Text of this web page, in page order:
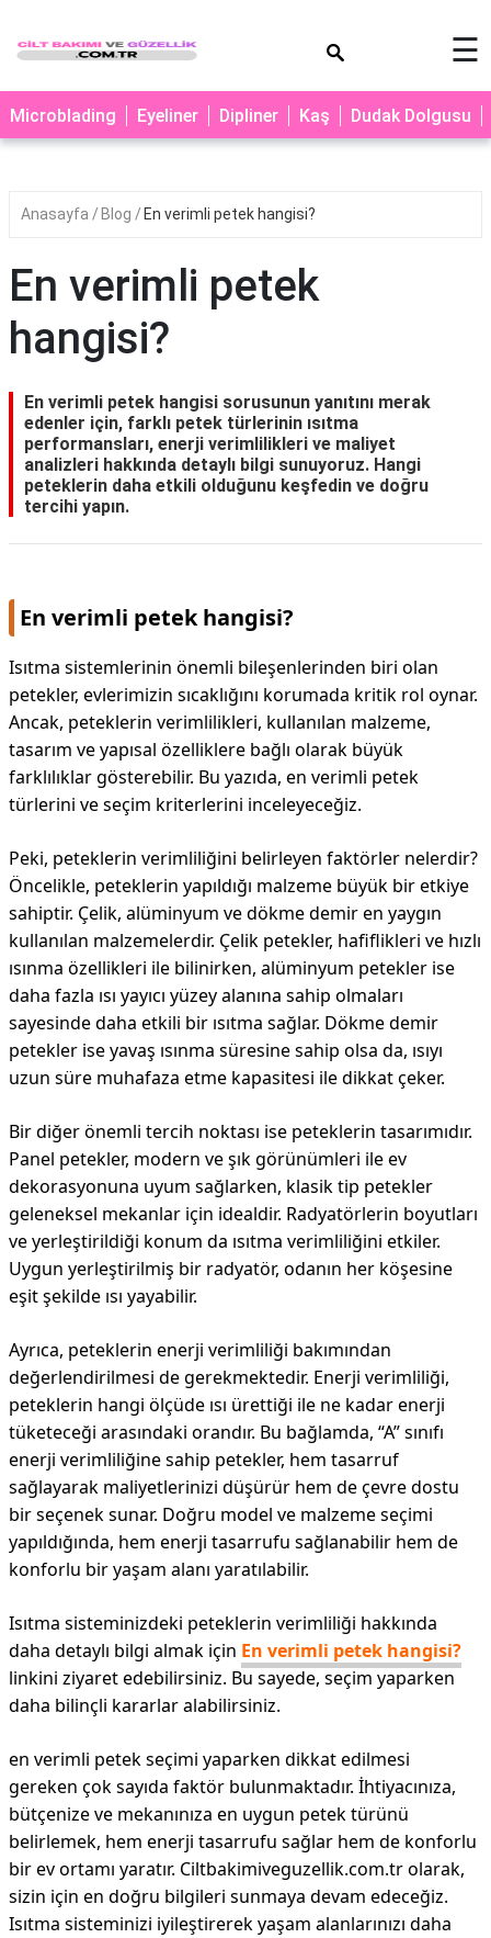
MAKYAJ
MİCROBLADİNG
LAZER
PROTEZ
PEELİNG
ERKEK
BAKIMI
CİLT
BAKIMI
☰
Microblading Eyeliner Dipliner Kaş Dudak Dolgusu
Anasayfa Blog En verimli petek hangisi?
En verimli petek
hangisi?
En verimli petek hangisi sorusunun yanıtını merak
edenler için, farklı petek türlerinin ısıtma
performansları, enerji verimlilikleri ve maliyet
analizleri hakkında detaylı bilgi sunuyoruz. Hangi
peteklerin daha etkili olduğunu keşfedin ve doğru
tercihi yapın.
En verimli petek hangisi?
Isıtma sistemlerinin önemli bileşenlerinden biri olan
petekler, evlerimizin sıcaklığını korumada kritik rol oynar.
Ancak, peteklerin verimlilikleri, kullanılan malzeme,
tasarım ve yapısal özelliklere bağlı olarak büyük
farklılıklar gösterebilir. Bu yazıda, en verimli petek
türlerini ve seçim kriterlerini inceleyeceğiz.
Peki, peteklerin verimliliğini belirleyen faktörler nelerdir?
Öncelikle, peteklerin yapıldığı malzeme büyük bir etkiye
sahiptir. Çelik, alüminyum ve dökme demir en yaygın
kullanılan malzemelerdir. Çelik petekler, hafiflikleri ve hızlı
ısınma özellikleri ile bilinirken, alüminyum petekler ise
daha fazla ısı yayıcı yüzey alanına sahip olmaları
sayesinde daha etkili bir ısıtma sağlar. Dökme demir
petekler ise yavaş ısınma süresine sahip olsa da, ısıyı
uzun süre muhafaza etme kapasitesi ile dikkat çeker.
Bir diğer önemli tercih noktası ise peteklerin tasarımıdır.
Panel petekler, modern ve şık görünümleri ile ev
dekorasyonuna uyum sağlarken, klasik tip petekler
geleneksel mekanlar için idealdir. Radyatörlerin boyutları
ve yerleştirildiği konum da ısıtma verimliliğini etkiler.
Uygun yerleştirilmiş bir radyatör, odanın her köşesine
eşit şekilde ısı yayabilir.
Ayrıca, peteklerin enerji verimliliği bakımından
değerlendirilmesi de gerekmektedir. Enerji verimliliği,
peteklerin hangi ölçüde ısı ürettiği ile ne kadar enerji
tüketeceği arasındaki orandır. Bu bağlamda, “A” sınıfı
enerji verimliliğine sahip petekler, hem tasarruf
sağlayarak maliyetlerinizi düşürür hem de çevre dostu
bir seçenek sunar. Doğru model ve malzeme seçimi
yapıldığında, hem enerji tasarrufu sağlanabilir hem de
konforlu bir yaşam alanı yaratılabilir.
Isıtma sisteminizdeki peteklerin verimliliği hakkında
daha detaylı bilgi almak için En verimli petek hangisi?
linkini ziyaret edebilirsiniz. Bu sayede, seçim yaparken
daha bilinçli kararlar alabilirsiniz.
en verimli petek seçimi yaparken dikkat edilmesi
gereken çok sayıda faktör bulunmaktadır. İhtiyacınıza,
bütçenize ve mekanınıza en uygun petek türünü
belirlemek, hem enerji tasarrufu sağlar hem de konforlu
bir ev ortamı yaratır. Ciltbakimiveguzellik.com.tr olarak,
sizin için en doğru bilgileri sunmaya devam edeceğiz.
Isıtma sisteminizi iyileştirerek yaşam alanlarınızı daha